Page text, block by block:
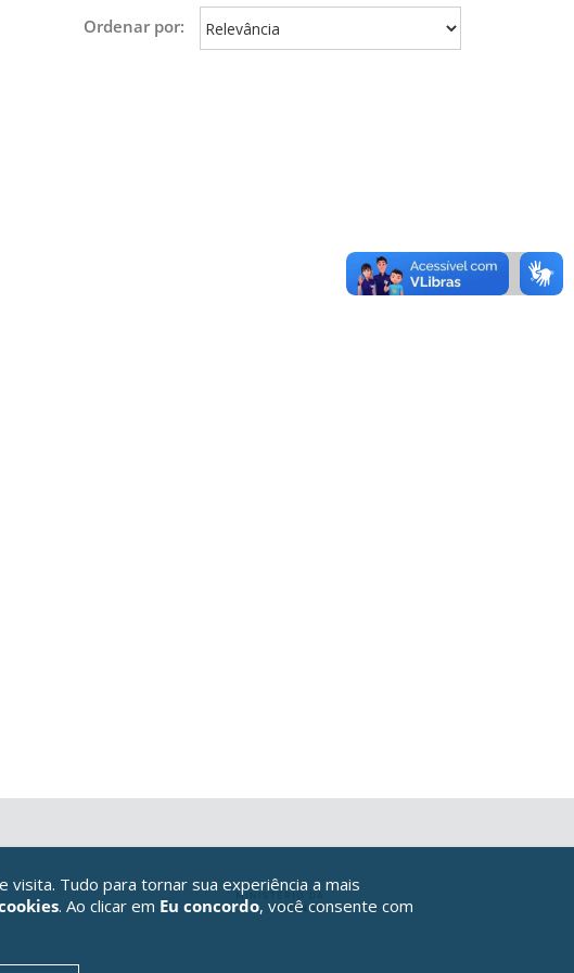
Ordenar por:
Tudo para tornar sua experiência a mais
. Ao clicar em Eu concordo, você consente com